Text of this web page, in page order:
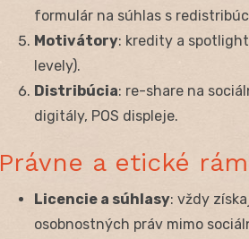
formulár na súhlas s
Motivátory: kredity a
levely).
Distribúcia: re-share na
digitály, POS displeje.
Právne a etické
Licencie a súhlasy: vždy
osobnostných práv mimo